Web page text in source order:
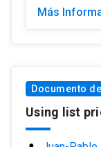
Más
Documento
Using list